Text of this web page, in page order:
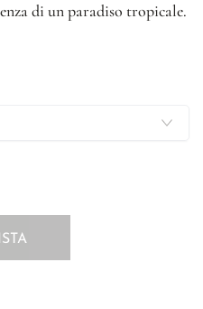
di un paradiso tropicale.